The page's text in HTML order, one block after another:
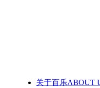
关于百乐ABOUT